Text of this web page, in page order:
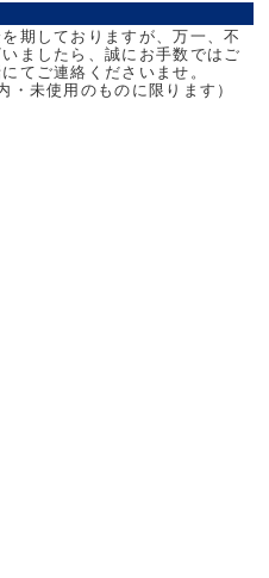
期しておりますが、万一、不
ましたら、誠にお手数ではご
てご連絡くださいませ。
・未使用のものに限ります）